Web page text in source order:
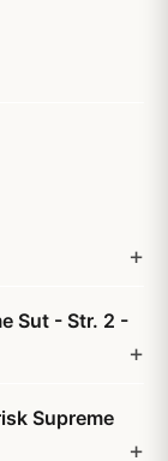
Sut - Str. 2 -
Supreme